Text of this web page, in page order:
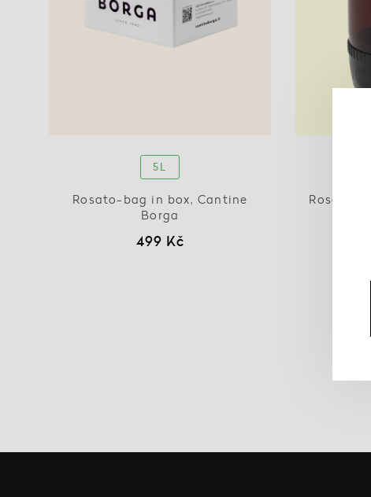
5L
Rosato-bag in box, Cantine
Borga
499 Kč
Rosato